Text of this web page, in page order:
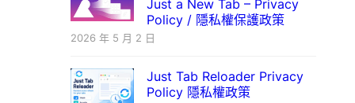
Just a New Tab – Privacy
Policy / 隱私權保護政策
2026 年 5 月 2 日
Just Tab Reloader Privacy
Policy 隱私權政策